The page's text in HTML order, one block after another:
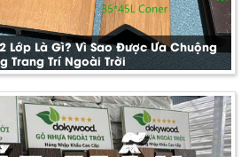
Lớp Là Gì? Vì Sao Được Ưa Chuộng
Trang Trí Ngoài Trời